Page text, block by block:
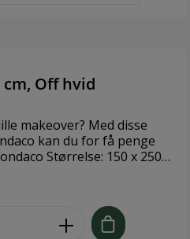
cm, Off hvid
makeover? Med disse
kan du for få penge
Vaskeanvisning: 60°